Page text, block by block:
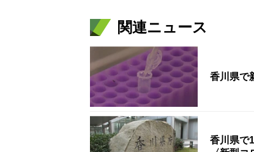
関連ニュース
香川県で
香川県で